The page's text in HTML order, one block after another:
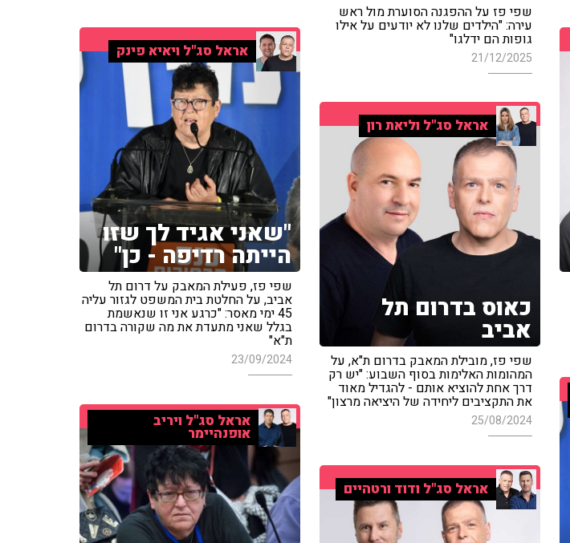
שפי פז על ההפגנה הסוערת מול ראש
עירה: "הילדים שלנו לא יודעים על אילו
גופות הם ידלגו"
21/12/2025 אראל סג"ל ויאיא פינק
"שאני אגיד לך שזו
הייתה רדיפה - כן"
שפי פז, פעילת המאבק על דרום תל
אביב, על החלטת בית המשפט לגזור עליה
45 ימי מאסר: "כרגע אני זו שנאשמת
בגלל שאני מתעדת את מה שקורה בדרום
ת"א"
23/09/2024
אראל סג"ל וליאת רון
כאוס בדרום תל
אביב
שפי פז, מובילת המאבק בדרום ת"א, על
המהומות האלימות בסוף השבוע: "יש רק
דרך אחת להוציא אותם - להגדיל מאוד
את התקציבים ליחידה של היציאה מרצון"
25/08/2024 אראל סג"ל ויריב
אופנהיימר
אראל סג"ל ודוד ורטהיים